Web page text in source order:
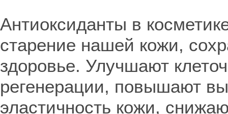
Антиоксиданты в
старение нашей кожи,
здоровье. Улучшают
регенерации, повышают
эластичность кожи,